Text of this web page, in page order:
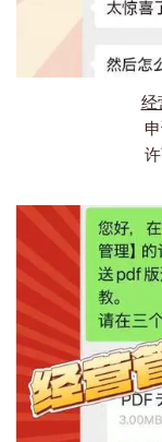
经